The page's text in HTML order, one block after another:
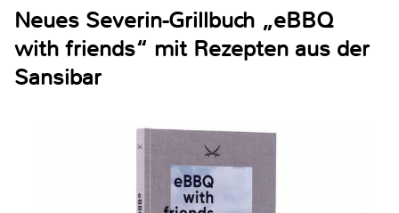
Neues Severin-Grillbuch „eBBQ
with friends“ mit Rezepten aus der
Sansibar